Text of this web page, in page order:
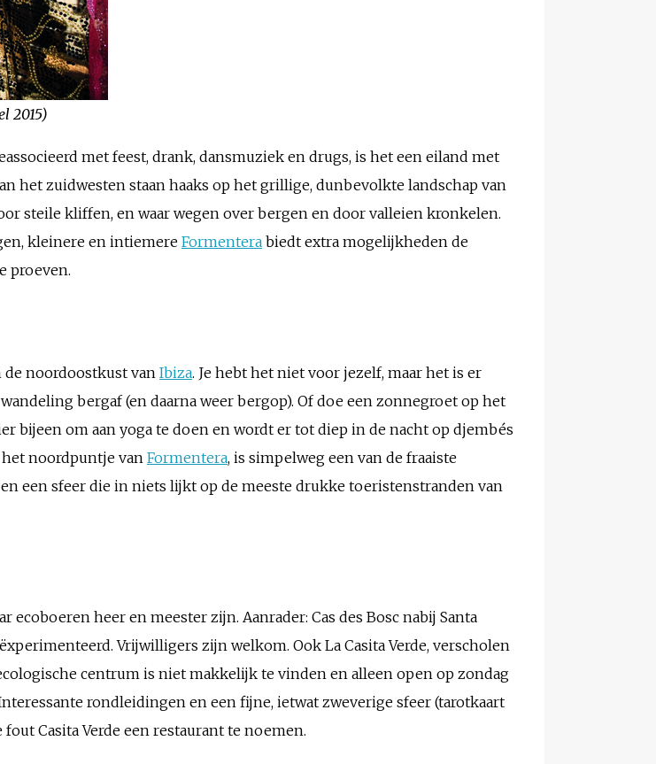
2015)
met feest, drank, dansmuziek en drugs, is het een eiland met
het zuidwesten staan haaks op het grillige, dunbevolkte landschap van
steile kliffen, en waar wegen over bergen en door valleien kronkelen.
kleinere en intiemereFormentera biedt extra mogelijkheden de
proeven.
de noordoostkust van Ibiza. Je hebt het niet voor jezelf, maar het is er
bergaf (en daarna weer bergop). Of doe een zonnegroet op het
bijeen om aan yoga te doen en wordt er tot diep in de nacht op djembés
noordpuntje van Formentera, is simpelweg een van de fraaiste
een sfeer die in niets lijkt op de meeste drukke toeristenstranden van
heer en meester zijn. Aanrader: Cas des Bosc nabij Santa
Vrijwilligers zijn welkom. Ook La Casita Verde, verscholen
centrum is niet makkelijk te vinden en alleen open op zondag
rondleidingen en een fijne, ietwat zweverige sfeer (tarotkaart
Casita Verde een restaurant te noemen.